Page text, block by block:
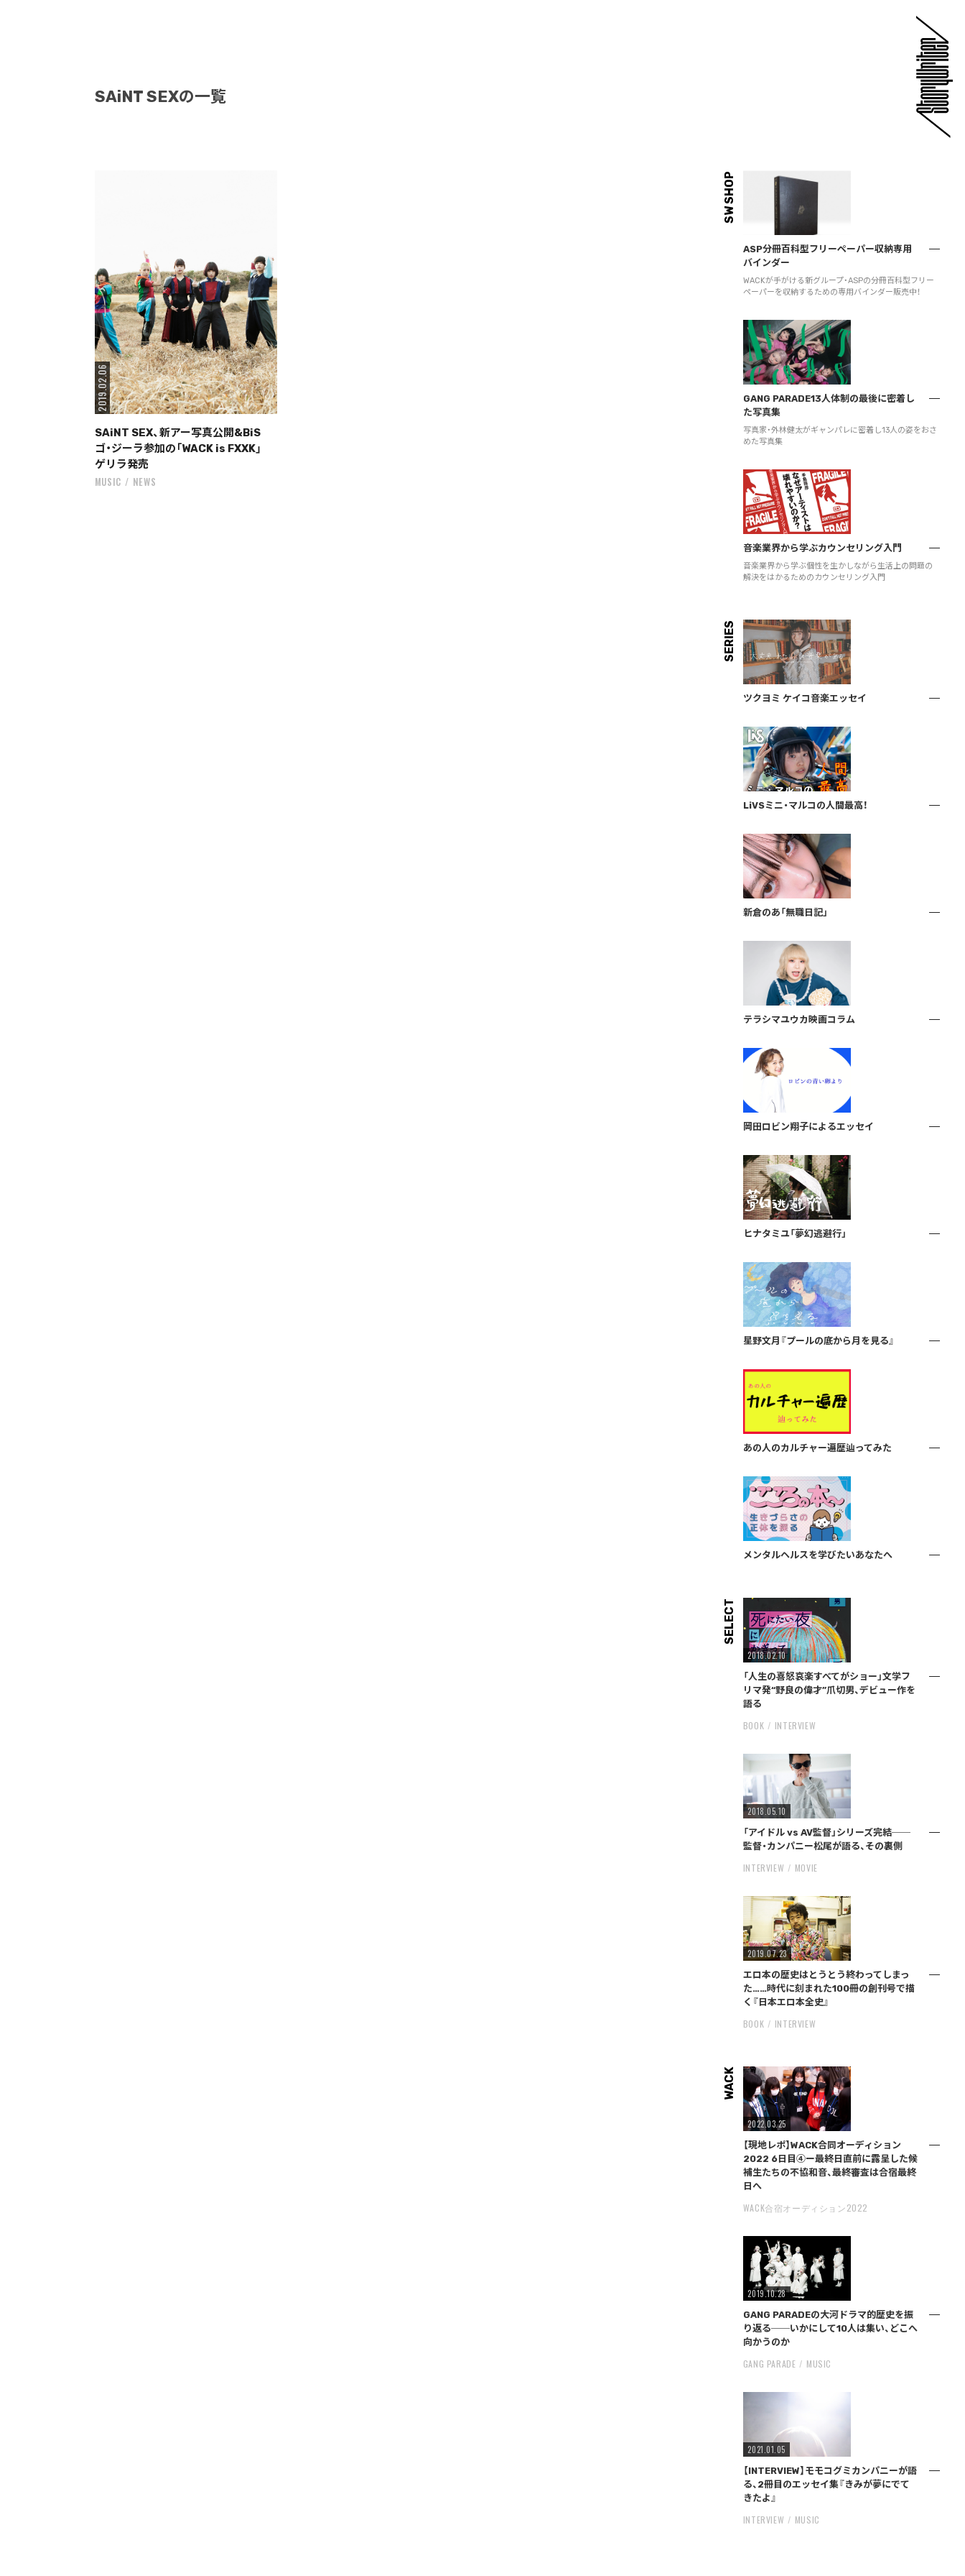
SAiNT SEXの一覧
2019.02.06
SAiNT SEX、新アー写真公開&BiS
ゴ・ジーラ参加の「WACK is FXXK」
ゲリラ発売
MUSIC NEWS
SW SHOP
ASP分冊百科型フリーペーパー収納専用
バインダー
WACKが手がける新グループ・ASPの分冊百科型フリー
ペーパーを収納するための専用バインダー販売中！
GANG PARADE13人体制の最後に密着し
た写真集
写真家・外林健太がギャンパレに密着し13人の姿をおさ
めた写真集
音楽業界から学ぶカウンセリング入門
音楽業界から学ぶ個性を生かしながら生活上の問題の
解決をはかるためのカウンセリング入門
SERIES
ツクヨミ ケイコ音楽エッセイ
LiVSミニ・マルコの人間最高！
新倉のあ「無職日記」
テラシマユウカ映画コラム
岡田ロビン翔子によるエッセイ
ヒナタミユ「夢幻逃避行」
星野文月『プールの底から月を見る』
あの人のカルチャー遍歴辿ってみた
メンタルヘルスを学びたいあなたへ
SELECT
2018.02.10
「人生の喜怒哀楽すべてがショー」文学フ
リマ発“野良の偉才”爪切男、デビュー作を
語る
BOOK INTERVIEW
2018.05.10
「アイドル vs AV監督」シリーズ完結──
監督・カンパニー松尾が語る、その裏側
INTERVIEW MOVIE
2019.07.23
エロ本の歴史はとうとう終わってしまっ
た……時代に刻まれた100冊の創刊号で描
く『日本エロ本全史』
BOOK INTERVIEW
WACK
2022.03.25
【現地レポ】WACK合同オーディション
2022 6日目④ー最終日直前に露呈した候
補生たちの不協和音、最終審査は合宿最終
日へ
WACK合宿オーディション2022
2019.10.28
GANG PARADEの大河ドラマ的歴史を振
り返る──いかにして10人は集い、どこへ
向かうのか
GANG PARADE MUSIC
2021.01.05
【INTERVIEW】モモコグミカンパニーが語
る、2冊目のエッセイ集『きみが夢にでて
きたよ』
INTERVIEW MUSIC